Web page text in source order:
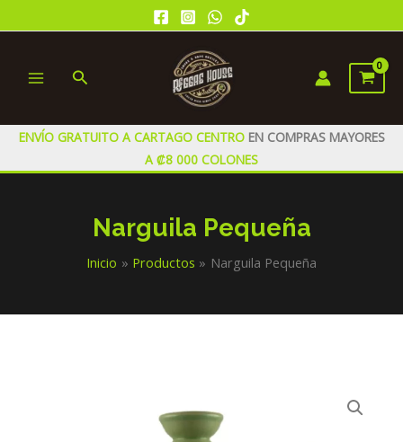
al
MENU
Buscar
ENVÍO GRATUITO A CARTAGO CENTRO EN COMPRAS MAYORES
A ₡8 000 COLONES
Narguila Pequeña
Inicio Productos Narguila Pequeña